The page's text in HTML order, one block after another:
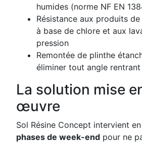
humides (norme NF EN
Résistance aux produits
à base de chlore et aux
pression
Remontée de plinthe
éliminer tout angle rentrant
La solution mise
œuvre
Sol Résine Concept intervient en
phases de week-end pour ne